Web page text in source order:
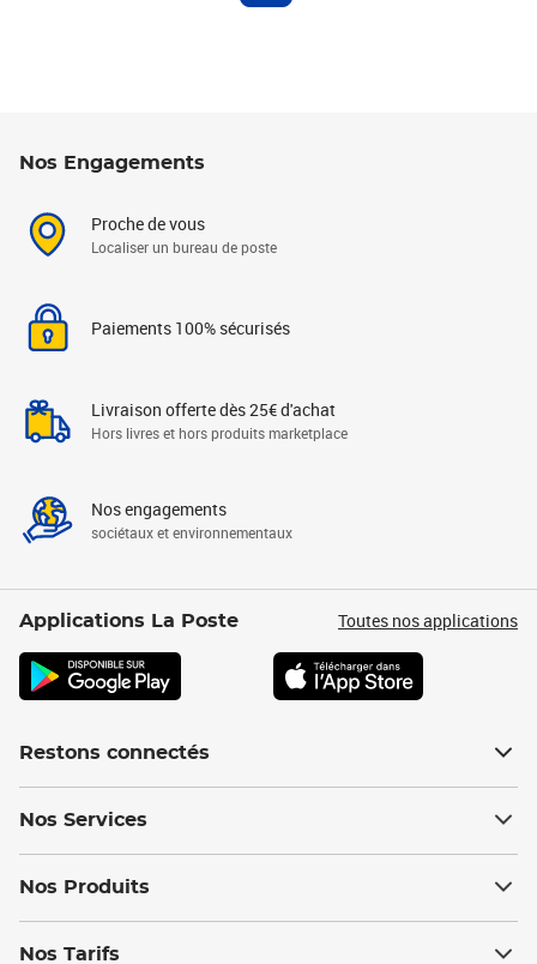
Nos Engagements
Proche de vous
Localiser un bureau de poste
Paiements 100% sécurisés
Livraison offerte dès 25€ d'achat
Hors livres et hors produits marketplace
Nos engagements
sociétaux et environnementaux
Applications La Poste Toutes nos applications
Restons connectés
Nos Services
Nos Produits
Nos Tarifs